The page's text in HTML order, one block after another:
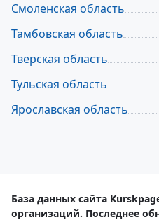
Смоленская область
Тамбовская область
Тверская область
Тульская область
Ярославская область
База данных сайта
организаций. Последнее